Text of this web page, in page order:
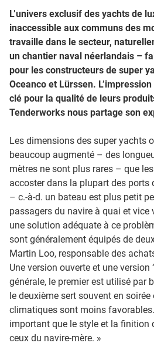
L’univers exclusif des yachts de
inaccessible aux communs des
travaille dans le secteur,
un chantier naval néerlandais –
pour les constructeurs de super
Oceanco et Lürssen.
clé pour la qualité de leurs
Tenderworks nous partage son
Les dimensions des super yachts
beaucoup augmenté – des
mètres ne sont plus rares – que
accoster dans la plupart des ports
– c.-à-d. un bateau est plus petit
passagers du navire à quai et
une solution adéquate à ce
sont généralement équipés de
Martin Loo, responsable des
Une version ouverte et une version
générale, le premier est utilisé par
le deuxième sert souvent en
climatiques sont moins
important que le style et la finition
ceux du navire-mère. »